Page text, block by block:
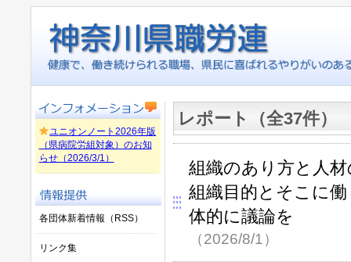
レポート（全37件）
組織のあり方と人
組織目的とそこに
体的に議論を
（2026/8/1）
ユニオンノート2026年版
（県病院労組対象）のお知
らせ（2026/3/1）
各団体新着情報（RSS）
リンク集